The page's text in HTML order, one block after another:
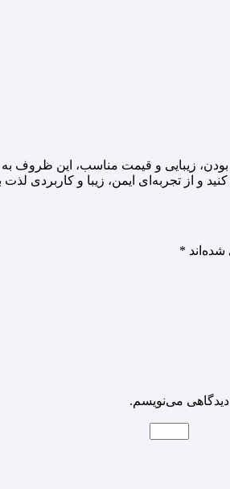
زیبایی و قیمت مناسب، این ظروف به
کنید و از تجربه‌ای ایمن، زیبا و کاربردی لذت
*
دیدگاهی می‌نویسم.